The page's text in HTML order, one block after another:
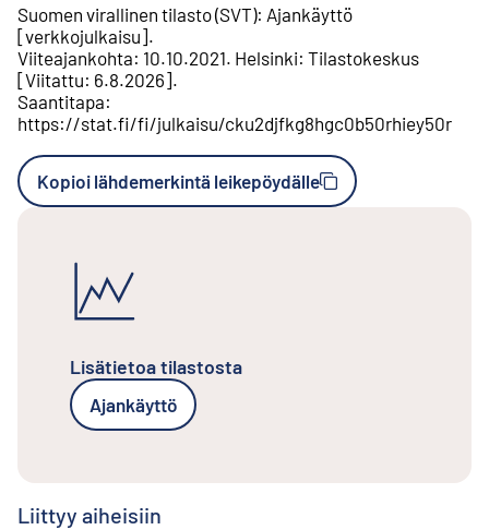
Suomen virallinen tilasto (SVT): Ajankäyttö
[verkkojulkaisu].
Viiteajankohta: 10.10.2021. Helsinki: Tilastokeskus
[Viitattu: 6.8.2026].
Saantitapa:
https://stat.fi/fi/julkaisu/cku2djfkg8hgc0b50rhiey50r
Kopioi lähdemerkintä leikepöydälle
Lisätietoa tilastosta
Ajankäyttö
Liittyy aiheisiin